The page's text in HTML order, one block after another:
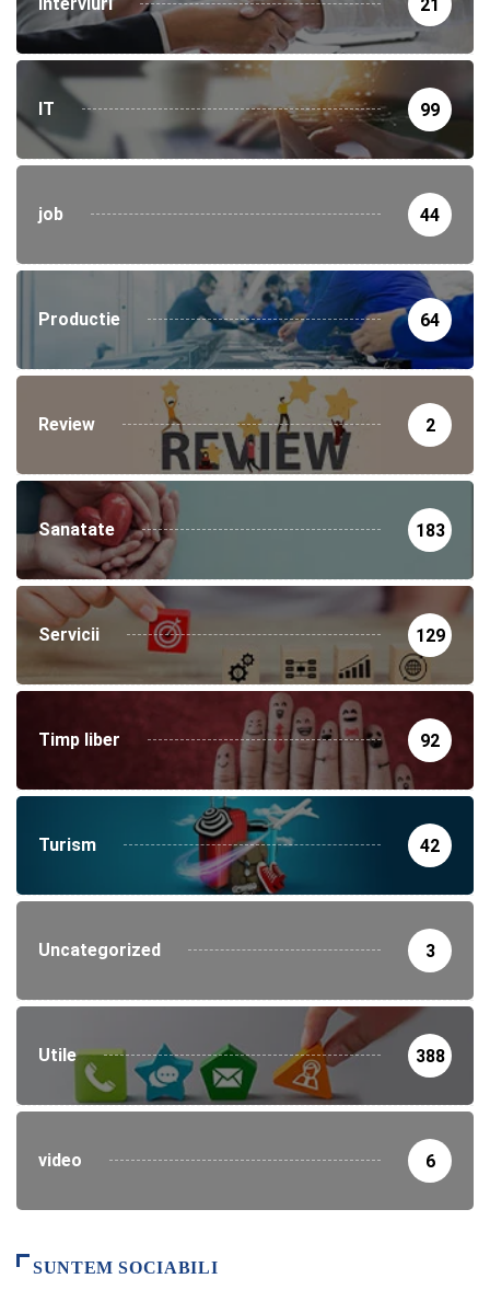
21
IT 99
job 44
Productie 64
Review 2
Sanatate 183
Servicii 129
Timp liber 92
Turism 42
Uncategorized 3
Utile 388
video 6
SUNTEM SOCIABILI